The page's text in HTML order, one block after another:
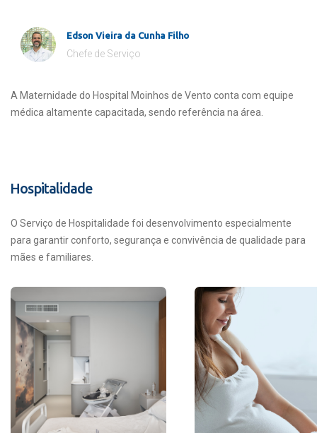
Edson Vieira da Cunha Filho
Chefe de Serviço
A Maternidade do Hospital Moinhos de Vento conta com equipe
médica altamente capacitada, sendo referência na área.
Hospitalidade
O Serviço de Hospitalidade foi desenvolvimento especialmente
para garantir conforto, segurança e convivência de qualidade para
mães e familiares.